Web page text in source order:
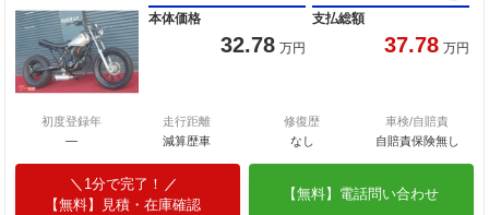
本体価格
32.78 万円
支払総額
37.78 万円
初度登録年
―
走行距離
減算歴車
修復歴
なし
車検/自賠責
自賠責保険無し
1分で完了！
【無料】見積・在庫確認
【無料】電話問い合わせ